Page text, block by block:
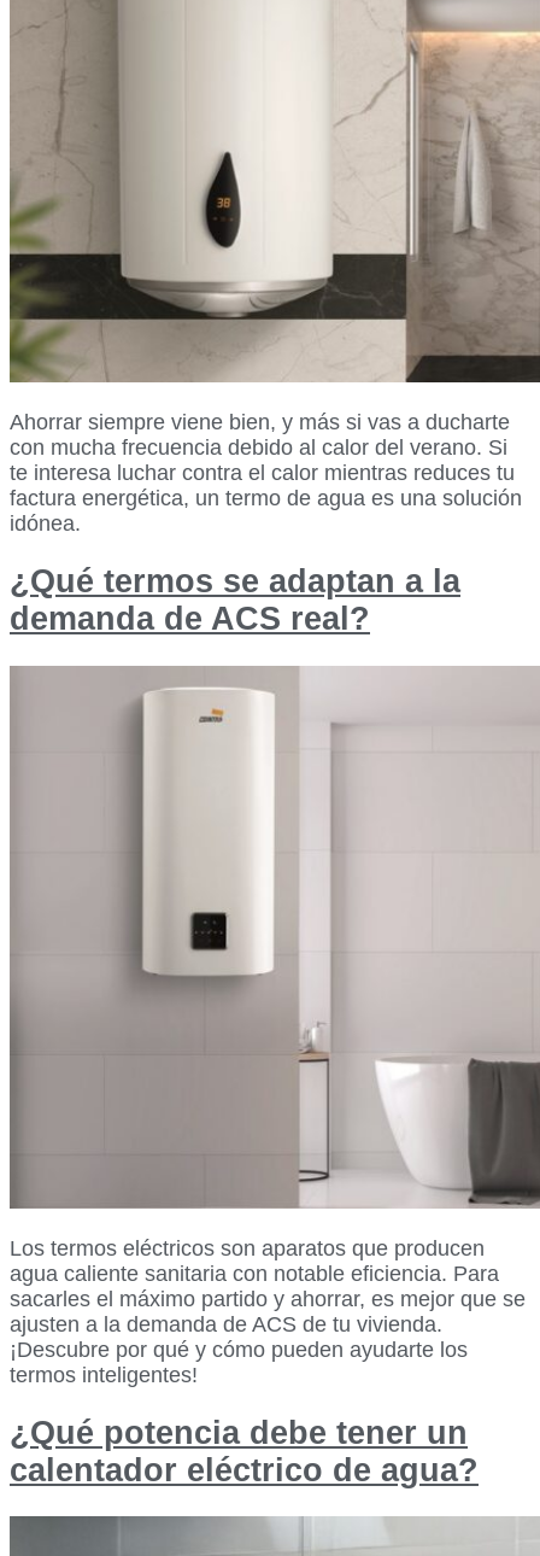
Ahorrar siempre viene bien, y más si vas a ducharte
con mucha frecuencia debido al calor del verano. Si
te interesa luchar contra el calor mientras reduces tu
factura energética, un termo de agua es una solución
idónea.
¿Qué termos se adaptan a la
demanda de ACS real?
Los termos eléctricos son aparatos que producen
agua caliente sanitaria con notable eficiencia. Para
sacarles el máximo partido y ahorrar, es mejor que se
ajusten a la demanda de ACS de tu vivienda.
¡Descubre por qué y cómo pueden ayudarte los
termos inteligentes!
¿Qué potencia debe tener un
calentador eléctrico de agua?